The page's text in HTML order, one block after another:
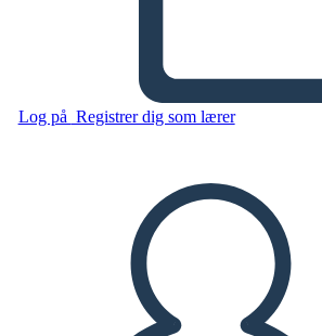
Log på Registrer dig som lærer
מגרש תרשים עבור
Kopier dette storyboard
LAVE ET STORYBOARD
AFSPIL DIASSHOW
LÆS FOR MIG